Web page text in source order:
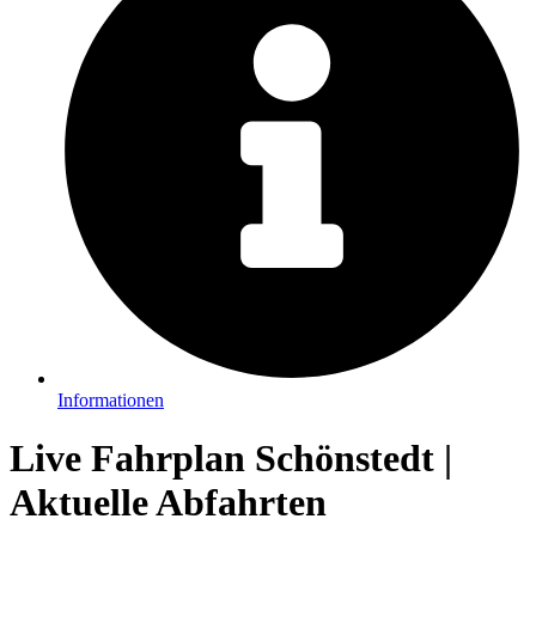
Informationen
Live Fahrplan Schönstedt |
Aktuelle Abfahrten